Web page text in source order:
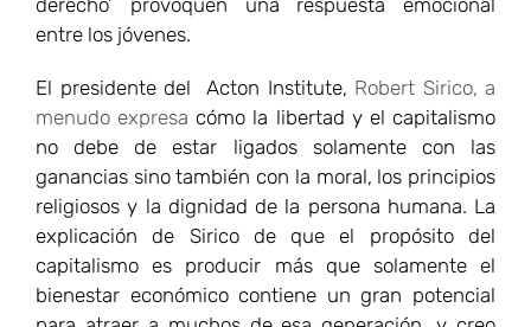
derecho’ provoquen una respuesta emocional
entre los jóvenes.
El presidente del Acton Institute, Robert Sirico, a
menudo expresa cómo la libertad y el capitalismo
no debe de estar ligados solamente con las
ganancias sino también con la moral, los principios
religiosos y la dignidad de la persona humana. La
explicación de Sirico de que el propósito del
capitalismo es producir más que solamente el
bienestar económico contiene un gran potencial